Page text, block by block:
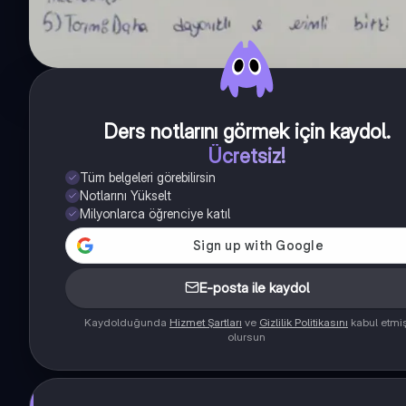
Ders notlarını görmek için kaydol.
Ücretsiz!
Tüm belgeleri görebilirsin
Notlarını Yükselt
Milyonlarca öğrenciye katıl
E-posta ile kaydol
Kaydolduğunda Hizmet Şartları ve Gizlilik Politikasını kabul
olursun